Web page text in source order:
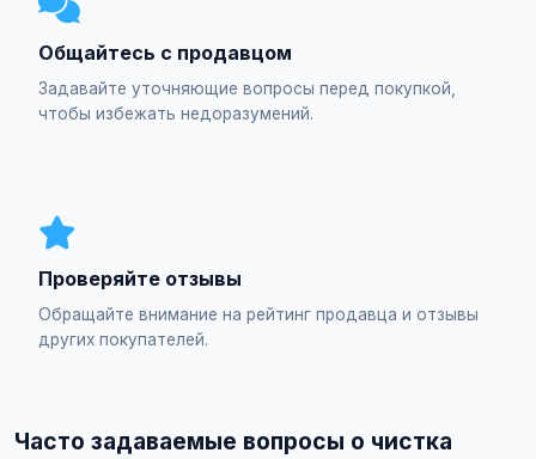
Общайтесь с продавцом
Задавайте уточняющие вопросы перед покупкой,
чтобы избежать недоразумений.
Проверяйте отзывы
Обращайте внимание на рейтинг продавца и отзывы
других покупателей.
Часто задаваемые вопросы о чистка